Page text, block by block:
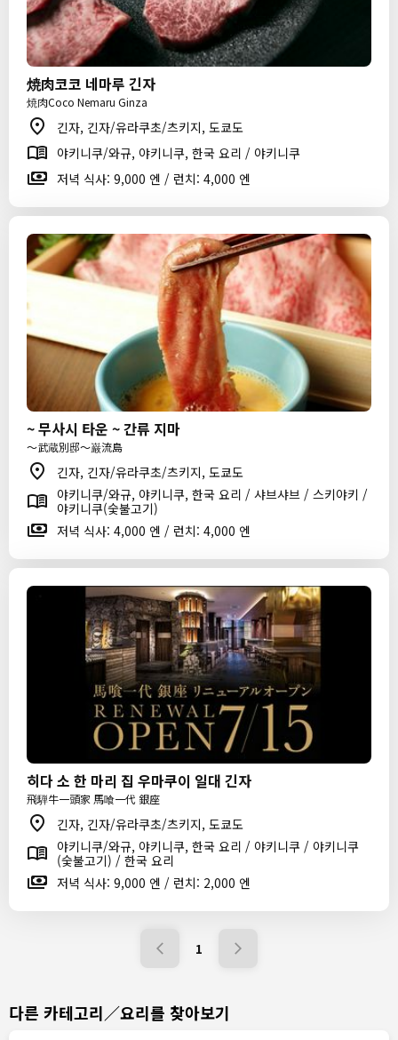
焼肉코코 네마루 긴자
焼肉Coco Nemaru Ginza
긴자, 긴자/유라쿠초/츠키지, 도쿄도
야키니쿠/와규, 야키니쿠, 한국 요리 / 야키니쿠
저녁 식사: 9,000 엔 / 런치: 4,000 엔
~ 무사시 타운 ~ 간류 지마
～武蔵別邸～巌流島
긴자, 긴자/유라쿠초/츠키지, 도쿄도
야키니쿠/와규, 야키니쿠, 한국 요리 / 샤브샤브 / 스키야키 /
야키니쿠(숯불고기)
저녁 식사: 4,000 엔 / 런치: 4,000 엔
히다 소 한 마리 집 우마쿠이 일대 긴자
飛騨牛一頭家 馬喰一代 銀座
긴자, 긴자/유라쿠초/츠키지, 도쿄도
야키니쿠/와규, 야키니쿠, 한국 요리 / 야키니쿠 / 야키니쿠
(숯불고기) / 한국 요리
저녁 식사: 9,000 엔 / 런치: 2,000 엔
1
다른 카테고리／요리를 찾아보기